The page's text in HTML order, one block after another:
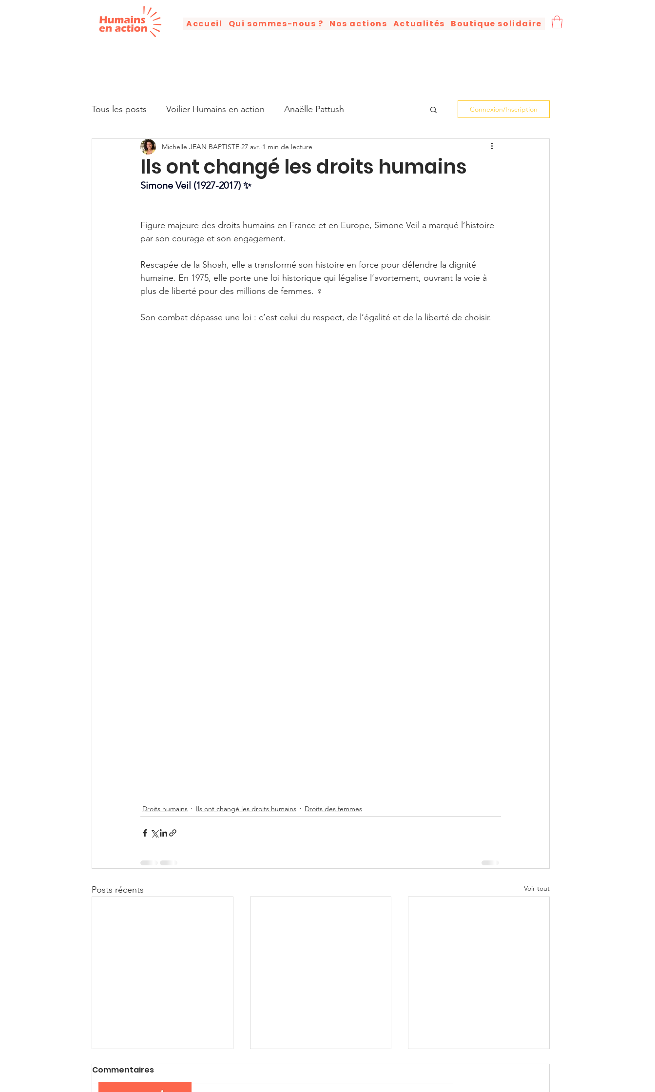
Accueil Qui sommes-nous ? Nos actions Actualités Boutique solidaire
Tous les posts Voilier Humains en action Anaëlle Pattush
Droits humains Alphabétisation Humains en action
Citation Discours Luther King
Rencontres Journée internationale I have a dream Podcasts
Quizz Humains en action Grande histoire des droits humains
Connexion/Inscription
Ils ont changé les droits humains
Michelle JEAN BAPTISTE 27 avr. 1 min de lecture
Simone Veil (1927-2017) ✨
Figure majeure des droits humains en France et en Europe, Simone Veil a marqué l’histoire
par son courage et son engagement.
Rescapée de la Shoah, elle a transformé son histoire en force pour défendre la dignité
humaine. En 1975, elle porte une loi historique qui légalise l’avortement, ouvrant la voie à
plus de liberté pour des millions de femmes. ♀️
Son combat dépasse une loi : c’est celui du respect, de l’égalité et de la liberté de choisir.
Droits humains Ils ont changé les droits humains Droits des femmes
Posts récents Voir tout
Commentaires